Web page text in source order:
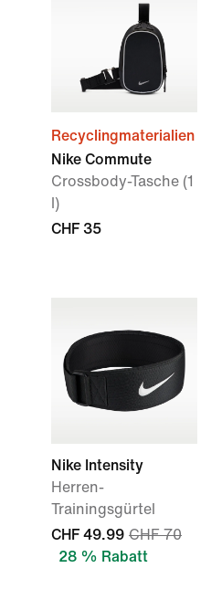
Recyclingmaterialien
Nike Commute
Crossbody-Tasche (1
l)
CHF 35
Nike Intensity
Herren-
Trainingsgürtel
CHF 49.99 CHF 70
28 % Rabatt